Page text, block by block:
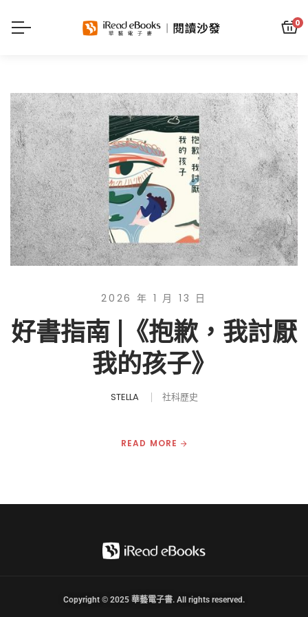
0
2026 年 1 月 13 日
好書指南 |《抱歉，我討厭
我的孩子》
STELLA 社科歷史
READ MORE
Copyright © 2025 華藝電子書. All rights reserved.